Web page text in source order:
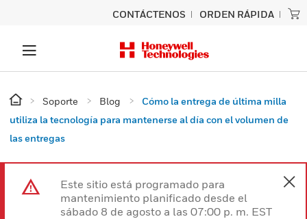
CONTÁCTENOS ORDEN RÁPIDA
Soporte Blog
Cómo la entrega de última milla
utiliza la tecnología para mantenerse al día con el volumen de
las entregas
Este sitio está programado para
mantenimiento planificado desde el
sábado 8 de agosto a las 07:00 p. m. EST